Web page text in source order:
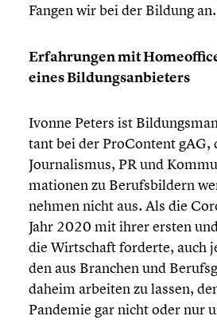
Fangen wir bei der Bildung an.
Erfah­run­gen mit
eines Bildungs­an­bie­ters
Ivonne Peters ist
tant bei der ProCon­tent gAG,
Journa­lis­mus, PR und
ma­tio­nen zu Berufs­bil­dern
neh­men nicht aus. Als die
Jahr 2020 mit ihrer ersten
die Wirtschaft forderte, auch
den aus Branchen und
daheim arbeiten zu lassen,
Pandemie gar nicht oder nur